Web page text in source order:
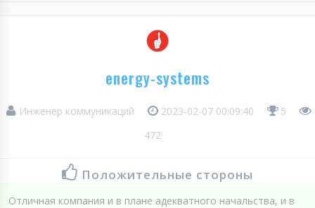
energy-systems
Инженер коммуникаций 2023-02-07 00:09:40
5
472
Положительные стороны
Отличная компания и в плане адекватного начальства, и в